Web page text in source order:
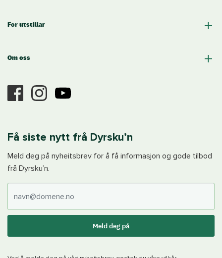
For utstillar
Om oss
Få siste nytt frå Dyrsku’n
Meld deg på nyheitsbrev for å få informasjon og gode tilbod
frå Dyrsku’n.
Meld deg på